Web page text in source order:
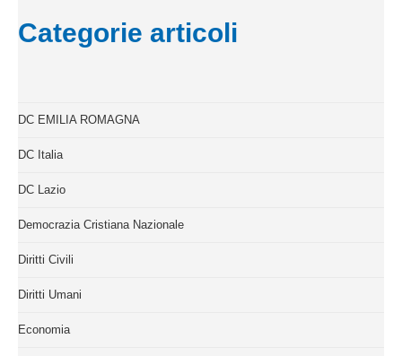
Categorie articoli
DC EMILIA ROMAGNA
DC Italia
DC Lazio
Democrazia Cristiana Nazionale
Diritti Civili
Diritti Umani
Economia